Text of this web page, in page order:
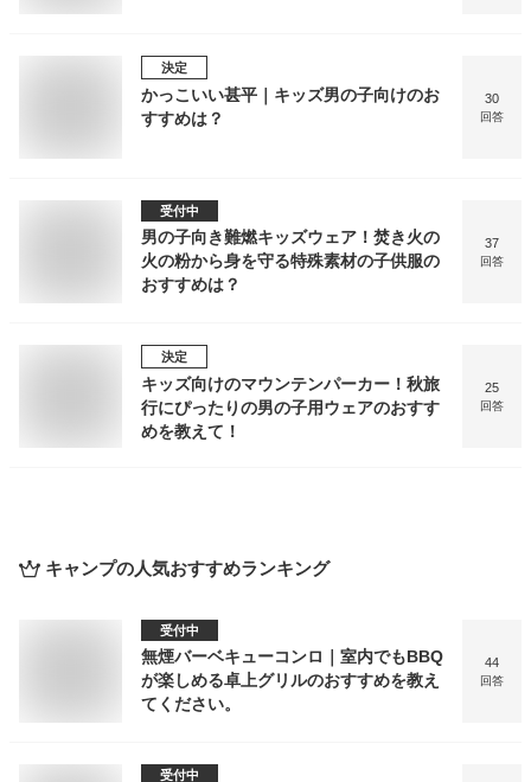
決定
かっこいい甚平｜キッズ男の子向けのお
すすめは？
30
回答
受付中
男の子向き難燃キッズウェア！焚き火の
火の粉から身を守る特殊素材の子供服の
おすすめは？
37
回答
決定
キッズ向けのマウンテンパーカー！秋旅
行にぴったりの男の子用ウェアのおすす
めを教えて！
25
回答
キャンプの人気おすすめランキング
受付中
無煙バーベキューコンロ｜室内でもBBQ
が楽しめる卓上グリルのおすすめを教え
てください。
44
回答
受付中